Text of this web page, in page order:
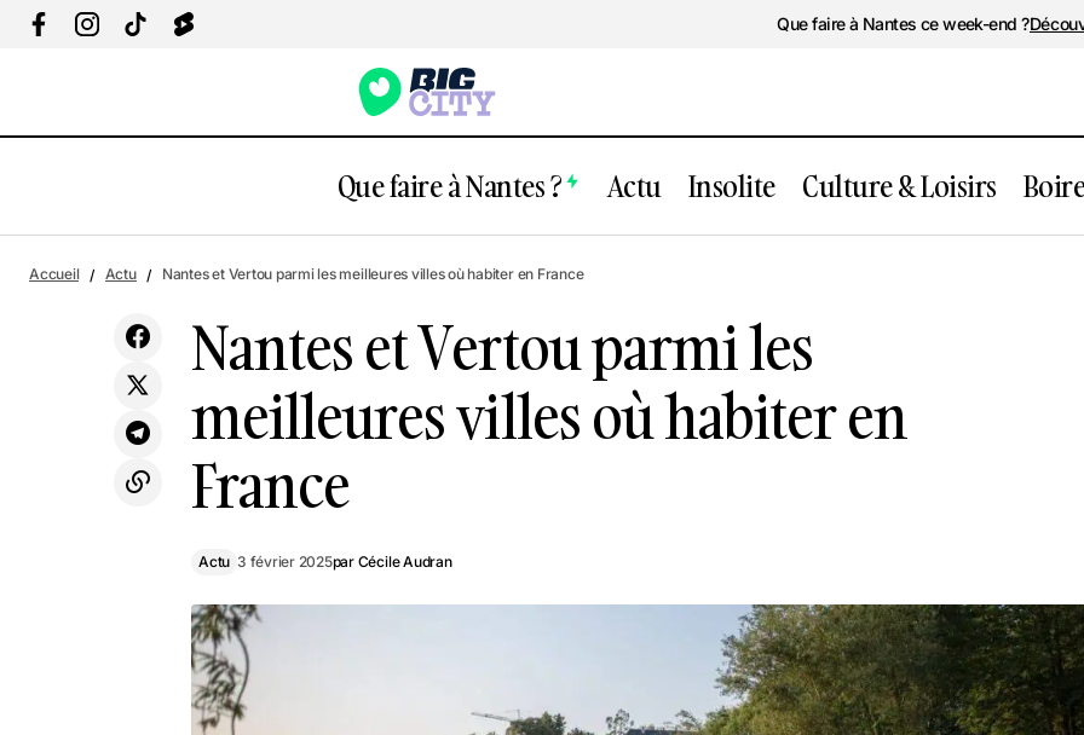
Que faire à Nantes ce week-end ?
Que faire à Nantes ? Actu Insolite Culture & Loisirs
Nantes : Top des meilleures crêperies
selon les Nantais en 2025
Actu Nantes et Vertou parmi les meilleures villes où
Accueil Actu Nantes et Vertou parmi les meilleures villes où habiter en France
Nantes et Vertou parmi les
meilleures villes où habiter en
France
Actu 3 février 2025par Cécile Audran